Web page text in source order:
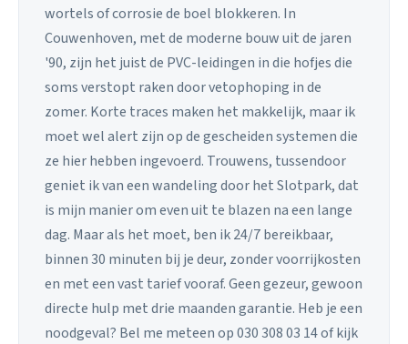
wortels of corrosie de boel blokkeren. In
Couwenhoven, met de moderne bouw uit de jaren
'90, zijn het juist de PVC-leidingen in die hofjes die
soms verstopt raken door vetophoping in de
zomer. Korte traces maken het makkelijk, maar ik
moet wel alert zijn op de gescheiden systemen die
ze hier hebben ingevoerd. Trouwens, tussendoor
geniet ik van een wandeling door het Slotpark, dat
is mijn manier om even uit te blazen na een lange
dag. Maar als het moet, ben ik 24/7 bereikbaar,
binnen 30 minuten bij je deur, zonder voorrijkosten
en met een vast tarief vooraf. Geen gezeur, gewoon
directe hulp met drie maanden garantie. Heb je een
noodgeval? Bel me meteen op 030 308 03 14 of kijk